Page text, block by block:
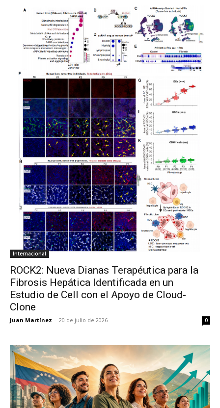
Internacional
ROCK2: Nueva Dianas Terapéutica para la
Fibrosis Hepática Identificada en un
Estudio de Cell con el Apoyo de Cloud-
Clone
Juan Martínez - 20 de julio de 2026 0